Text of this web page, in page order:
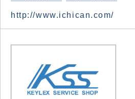
http://www.ichican.com/